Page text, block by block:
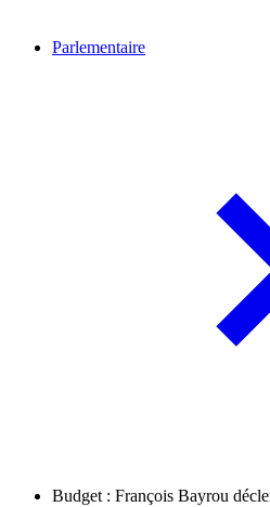
Parlementaire
Budget : François Bayrou